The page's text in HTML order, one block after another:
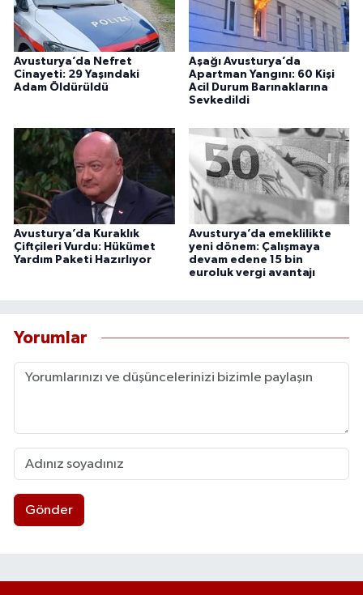
Avusturya’da Nefret
Cinayeti: 29 Yaşındaki
Adam Öldürüldü
Aşağı Avusturya’da
Apartman Yangını: 60 Kişi
Acil Durum Barınaklarına
Sevkedildi
Avusturya’da Kuraklık
Çiftçileri Vurdu: Hükümet
Yardım Paketi Hazırlıyor
Avusturya’da emeklilikte
yeni dönem: Çalışmaya
devam edene 15 bin
euroluk vergi avantajı
Yorumlar
Gönder